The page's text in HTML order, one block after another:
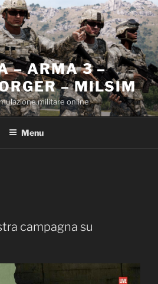
– ARMA 3 –
– MILSIM
militare online
Menu
campagna su